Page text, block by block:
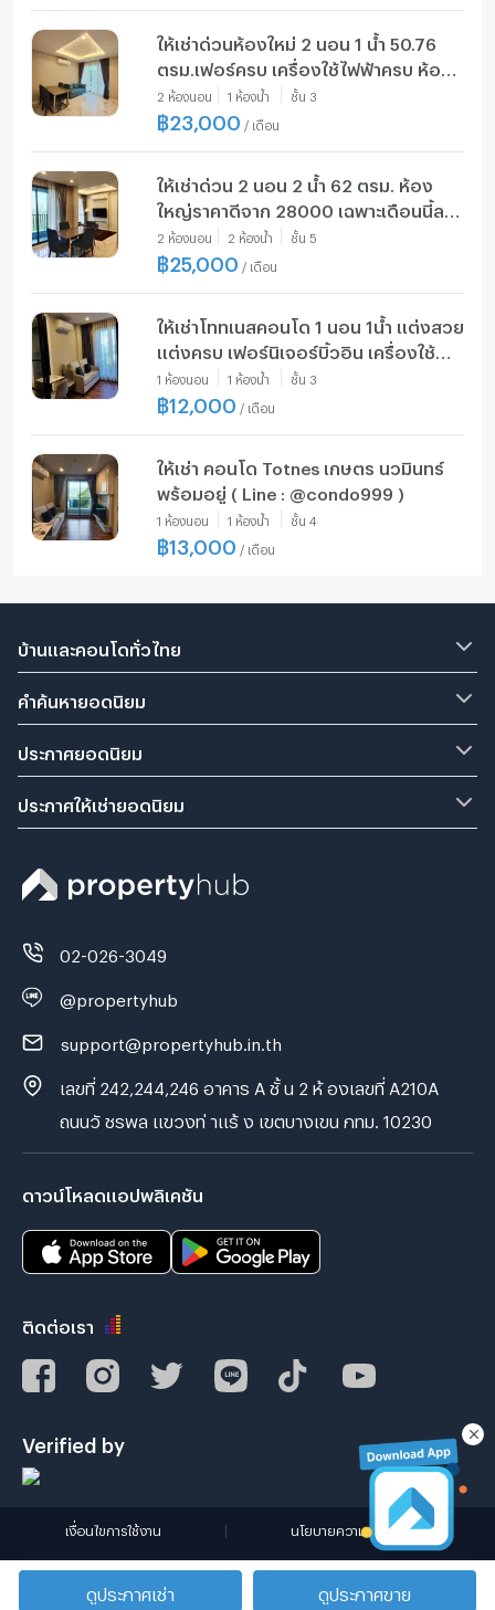
ให้เช่าด่วนห้องใหม่ 2 นอน 1 น้ำ 50.76
ตรม.เฟอร์ครบ เครื่องใช้ไฟฟ้าครบ ห้อง
สวยวิวสระ
2 ห้องนอน 1 ห้องน้ำ ชั้น 3
฿23,000 / เดือน
ให้เช่าด่วน 2 นอน 2 น้ำ 62 ตรม. ห้อง
ใหญ่ราคาดีจาก 28000 เฉพาะเดือนนี้ลด
เหลือ 25000 ห้องสวย เฟอร์ครบ เครื่อง
ใช้ไฟฟ้าครบ พร้อมอยู่
2 ห้องนอน 2 ห้องน้ำ ชั้น 5
฿25,000 / เดือน
ให้เช่าโททเนสคอนโด 1 นอน 1น้ำ แต่งสวย
แต่งครบ เฟอร์นิเจอร์บิ้วอิน เครื่องใช้
ไฟฟ้าครบ พร้อมอยู่
1 ห้องนอน 1 ห้องน้ำ ชั้น 3
฿12,000 / เดือน
ให้เช่า คอนโด Totnes เกษตร นวมินทร์
พร้อมอยู่ ( Line : @condo999 )
1 ห้องนอน 1 ห้องน้ำ ชั้น 4
฿13,000 / เดือน
บ้านและคอนโดทั่วไทย
คำค้นหายอดนิยม
ประกาศยอดนิยม
ประกาศให้เช่ายอดนิยม
02-026-3049
@propertyhub
support@propertyhub.in.th
เลขที่ 242,244,246 อาคาร A ชั้ น 2 ห้ องเลขที่ A210A
ถนนวั ชรพล แขวงท่ าแร้ ง เขตบางเขน กทม. 10230
ดาวน์โหลดแอปพลิเคชัน
ติดต่อเรา
Verified by
เงื่อนไขการใช้งาน | นโยบายความเป็นส่วนตัว
Zimple Internet Co., Ltd. , All rights reserved.
ดูประกาศเช่า ดูประกาศขาย